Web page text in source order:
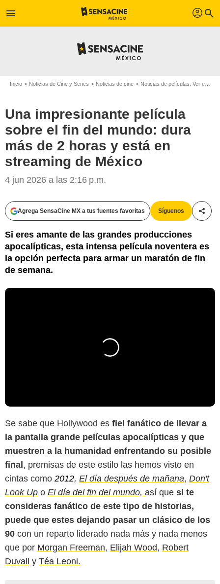
menu profil search
Inicio Noticias de Cine y Series Noticias de cine Noticias de películas: Ver en la web
Una impresionante película
sobre el fin del mundo: dura
más de 2 horas y está en
streaming de México
4 jun 2026 a las 2:16 p.m.
Agrega SensaCine MX a tus fuentes favoritas Síguenos
Si eres amante de las grandes producciones
apocalípticas, esta intensa película noventera es
la opción perfecta para armar un maratón de fin
de semana.
Se sabe que Hollywood es fiel fanático de llevar a
la pantalla grande películas apocalípticas y que
muestren a la humanidad enfrentando su posible
final, premisas de este estilo las hemos visto en
cintas como 2012, El día después de mañana, Don't
Look Up o El día del fin del mundo, así que si te
consideras fanático de este tipo de historias,
puede que estes dejando pasar un clásico de los
90 con un reparto liderado nada más y nada menos
que por Morgan Freeman, Elijah Wood, Robert
Duvall y Téa Leoni.